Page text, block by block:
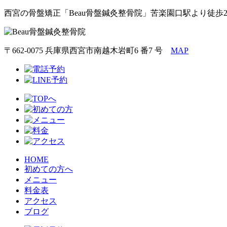
西宮の骨盤矯正「Beau骨盤鍼灸整骨院」苦楽園口駅より徒歩
〒662-0075 兵庫県西宮市南越木岩町6 番7 号 MAP
HOME
初めての方へ
メニュー
料金表
アクセス
ブログ